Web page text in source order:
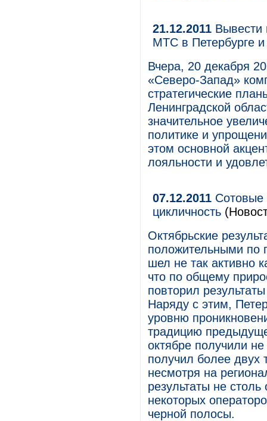
21.12.2011 Вывести
МТС в Петербурге
Вчера, 20 декабря
«Северо-Запад»
стратегические
Ленинградской
значительное
политике и
этом основной
лояльности и
07.12.2011 Сотовые
цикличность
Октябрьские
положительными по
шел не так активно
что по общему
повторил
Наряду с этим,
уровню
традицию
октябре получили
получил более двух
несмотря на
результаты не
некоторых
черной полосы.